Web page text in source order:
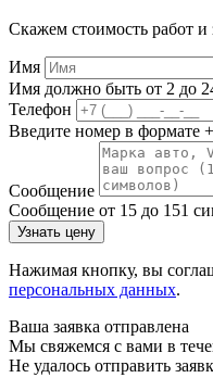
Скажем стоимость работ и
Имя
Имя должно быть от 2 до
Телефон
Введите номер в
Сообщение
Сообщение от 15 до 151
Узнать цену
Нажимая кнопку, вы
персональных данных.
Ваша заявка отправлена
Мы свяжемся с вами в
Не удалось отправить